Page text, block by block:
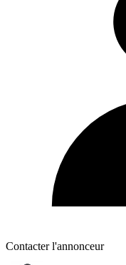
Contacter l'annonceur